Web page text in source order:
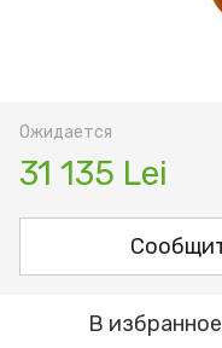
Ожидается
31 135 Lei
В избранное